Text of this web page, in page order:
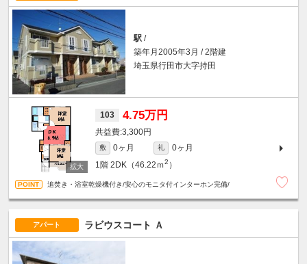
駅 /
築年月2005年3月 / 2階建
埼玉県行田市大字持田
103 4.75万円
3,300円
敷 0ヶ月 礼
0ヶ月
1階 2DK（46.22ｍ2 ）
追焚き・浴室乾燥機付き/安心のモニタ付インターホン完備/
アパート ラビウスコート Ａ